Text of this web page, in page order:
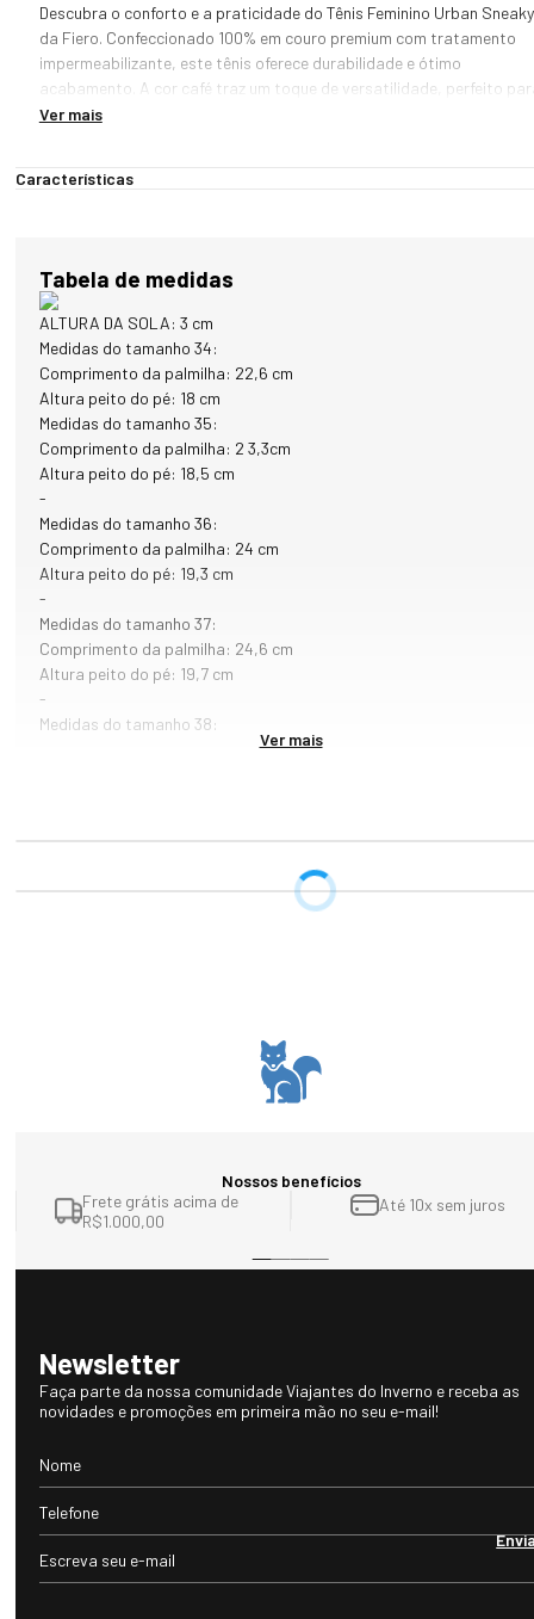
Descubra o conforto e a praticidade do Tênis Feminino Urban Sneaky
da Fiero. Confeccionado 100% em couro premium com tratamento
impermeabilizante, este tênis oferece durabilidade e ótimo
acabamento. A cor café traz um toque de versatilidade, perfeito
combinar com diversas opções de vestuário.
impermeabilizante, mantendo seus pés mais secos em várias
A palmilha acolchoada do Urban Sneaky oferece suporte e conforto
durante todo o dia, tornando este tênis ideal para longas
caminhadas e uso diário. O solado é extremamente leve e
Seja para um dia agitado na cidade ou um passeio casual, o Tênis
Feminino Urban Sneaky da Fiero é a escolha perfeita para quem
busca estilo, conforto e funcionalidade.
Ver mais
Características
Ver mais
Tabela de medidas
ALTURA DA SOLA: 3 cm
Medidas do tamanho 34:
Comprimento da palmilha: 22,6 cm
Altura peito do pé: 18 cm
Medidas do tamanho 35:
Comprimento da palmilha: 2 3,3cm
Altura peito do pé: 18,5 cm
-
Medidas do tamanho 36:
Comprimento da palmilha: 24 cm
Altura peito do pé: 19,3 cm
-
Medidas do tamanho 37:
Comprimento da palmilha: 24,6 cm
Altura peito do pé: 19,7 cm
-
Medidas do tamanho 38:
Comprimento da palmilha: 25,3 cm
Comprimento da palmilha: 26 cm
Medidas do tamanho 40:
Nossos benefícios
Frete grátis acima de
R$1.000,00
Até 10x sem juros
Newsletter
Faça parte da nossa comunidade Viajantes do Inverno e receba as
novidades e promoções em primeira mão no seu e-mail!